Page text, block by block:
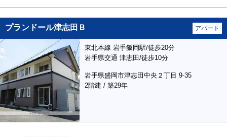
プランドール津志田Ｂ アパート
東北本線 岩手飯岡駅/徒歩20分
岩手県交通 津志田/徒歩10分
岩手県盛岡市津志田中央２丁目 9-35
2階建 / 築29年